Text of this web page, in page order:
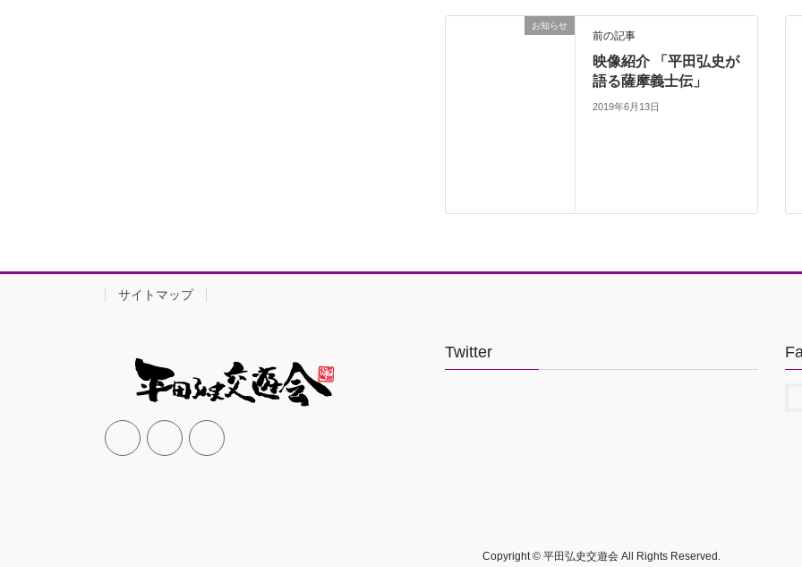
お知らせ
前の記事
映像紹介 「平田弘史が
語る薩摩義士伝」
2019年6月13日
サイトマップ
Twitter
Copyright © 平田弘史交遊会 All Rights Reserved.